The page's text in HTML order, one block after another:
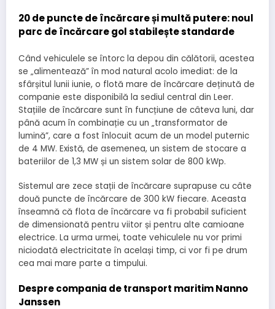
20 de puncte de încărcare și multă putere: noul
parc de încărcare gol stabilește standarde
Când vehiculele se întorc la depou din călătorii, acestea
se „alimentează” în mod natural acolo imediat: de la
sfârșitul lunii iunie, o flotă mare de încărcare deținută de
companie este disponibilă la sediul central din Leer.
Stațiile de încărcare sunt în funcțiune de câteva luni, dar
până acum în combinație cu un „transformator de
lumină”, care a fost înlocuit acum de un model puternic
de 4 MW. Există, de asemenea, un sistem de stocare a
bateriilor de 1,3 MW și un sistem solar de 800 kWp.
Sistemul are zece stații de încărcare suprapuse cu câte
două puncte de încărcare de 300 kW fiecare. Aceasta
înseamnă că flota de încărcare va fi probabil suficient
de dimensionată pentru viitor și pentru alte camioane
electrice. La urma urmei, toate vehiculele nu vor primi
niciodată electricitate în același timp, ci vor fi pe drum
cea mai mare parte a timpului.
Despre compania de transport maritim Nanno
Janssen